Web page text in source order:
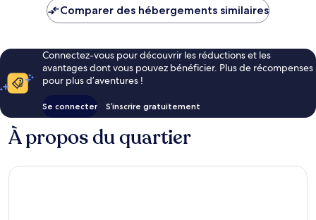
Comparer des hébergements similaires
Connectez-vous pour découvrir les réductions et les
avantages dont vous pouvez bénéficier. Plus de récompenses
pour plus d’aventures !
Se connecter S’inscrire gratuitement
À propos du quartier